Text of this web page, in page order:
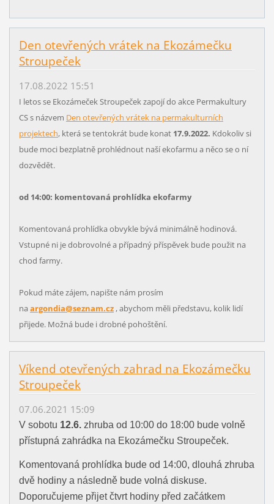
Den otevřených vrátek na Ekozámečku
Stroupeček
17.08.2022 15:51
I letos se Ekozámeček Stroupeček zapojí do akce Permakultury
CS s názvem Den otevřených vrátek na permakulturních
projektech, která se tentokrát bude konat 17.9.2022. Kdokoliv si
bude moci bezplatně prohlédnout naší ekofarmu a něco se o ní
dozvědět.
od 14:00: komentovaná prohlídka ekofarmy
Komentovaná prohlídka obvykle bývá minimálně hodinová.
Vstupné ni je dobrovolné a případný příspěvek bude použit na
chod farmy.
Pokud máte zájem, napište nám prosím
na argondia@seznam.cz, abychom měli představu, kolik lidí
přijede. Možná bude i drobné pohoštění.
Víkend otevřených zahrad na Ekozámečku
Stroupeček
07.06.2021 15:09
V sobotu 12.6.zhruba od 10:00 do 18:00 bude volně
přístupná zahrádka na Ekozámečku Stroupeček.
Komentovaná prohlídka bude od 14:00, dlouhá zhruba
dvě hodiny a následně bude volná diskuse.
Doporučujeme přijet čtvrt hodiny před začátkem